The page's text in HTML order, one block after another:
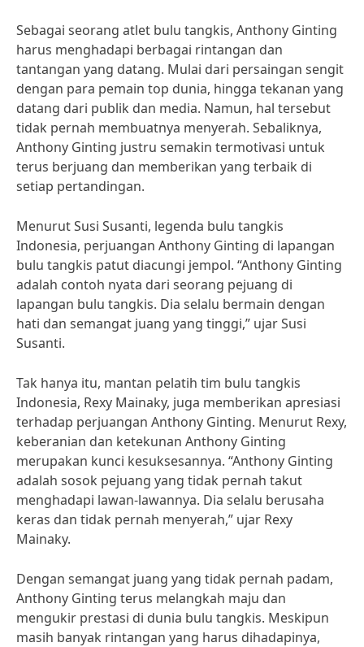
Sebagai seorang atlet bulu tangkis, Anthony Ginting
harus menghadapi berbagai rintangan dan
tantangan yang datang. Mulai dari persaingan sengit
dengan para pemain top dunia, hingga tekanan yang
datang dari publik dan media. Namun, hal tersebut
tidak pernah membuatnya menyerah. Sebaliknya,
Anthony Ginting justru semakin termotivasi untuk
terus berjuang dan memberikan yang terbaik di
setiap pertandingan.
Menurut Susi Susanti, legenda bulu tangkis
Indonesia, perjuangan Anthony Ginting di lapangan
bulu tangkis patut diacungi jempol. “Anthony Ginting
adalah contoh nyata dari seorang pejuang di
lapangan bulu tangkis. Dia selalu bermain dengan
hati dan semangat juang yang tinggi,” ujar Susi
Susanti.
Tak hanya itu, mantan pelatih tim bulu tangkis
Indonesia, Rexy Mainaky, juga memberikan apresiasi
terhadap perjuangan Anthony Ginting. Menurut Rexy,
keberanian dan ketekunan Anthony Ginting
merupakan kunci kesuksesannya. “Anthony Ginting
adalah sosok pejuang yang tidak pernah takut
menghadapi lawan-lawannya. Dia selalu berusaha
keras dan tidak pernah menyerah,” ujar Rexy
Mainaky.
Dengan semangat juang yang tidak pernah padam,
Anthony Ginting terus melangkah maju dan
mengukir prestasi di dunia bulu tangkis. Meskipun
masih banyak rintangan yang harus dihadapinya,